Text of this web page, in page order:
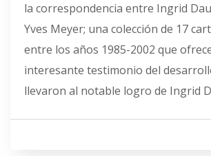
la correspondencia entre Ingrid
Yves Meyer; una colección de 17
entre los años 1985-2002 que
interesante testimonio del
llevaron al notable logro de Ingrid